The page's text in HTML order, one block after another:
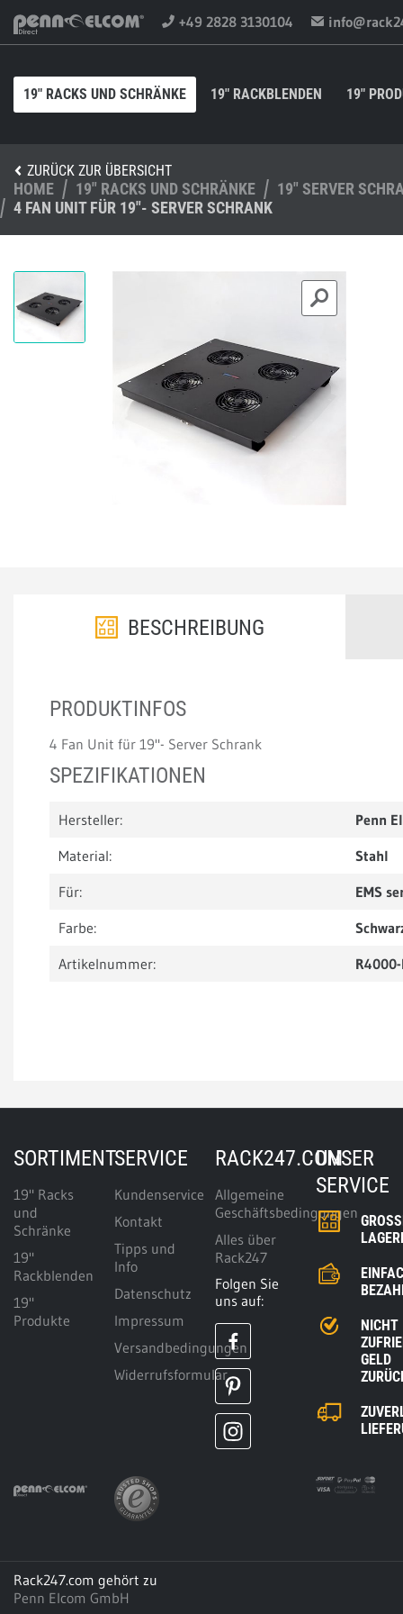
+49 2828 3130104
19" RACKS UND SCHRÄNKE 19" RACKBLENDEN 19"
ZURÜCK ZUR ÜBERSICHT
HOME 19" RACKS UND SCHRÄNKE
19" SERVER
4 FAN UNIT FÜR 19"- SERVER SCHRANK
BESCHREIBUNG
PRODUKTINFOS
4 Fan Unit für 19"- Server Schrank
SPEZIFIKATIONEN
Hersteller:
Penn
Material:
Stahl
Für:
EMS
Farbe:
Artikelnummer:
SORTIMENT
19" Racks
und
Schränke
19"
Rackblenden
19"
Produkte
SERVICE
Kundenservice
Kontakt
Tipps und
Info
Datenschutz
Impressum
Versandbedingungen
Widerrufsformular
RACK247.COM
Allgemeine
Geschäftsbedingungen
Alles über
Rack247
Folgen Sie
uns auf:
UNSER
SERVICE
NICHT
GELD
Rack247.com gehört zu
Penn Elcom GmbH